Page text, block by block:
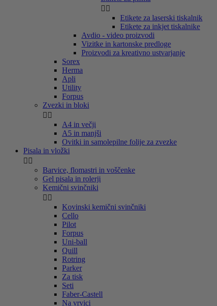
 
Etikete za laserski tiskalnik
Etikete za inkjet tiskalnike
Avdio - video proizvodi
Vizitke in kartonske predloge
Proizvodi za kreativno ustvarjanje
Sorex
Herma
Apli
Utility
Forpus
Zvezki in bloki
 
A4 in večji
A5 in manjši
Ovitki in samolepilne folije za zvezke
Pisala in vložki
 
Barvice, flomastri in voščenke
Gel pisala in rolerji
Kemični svinčniki
 
Kovinski kemični svinčniki
Cello
Pilot
Forpus
Uni-ball
Quill
Rotring
Parker
Za tisk
Seti
Faber-Castell
Na vrvici